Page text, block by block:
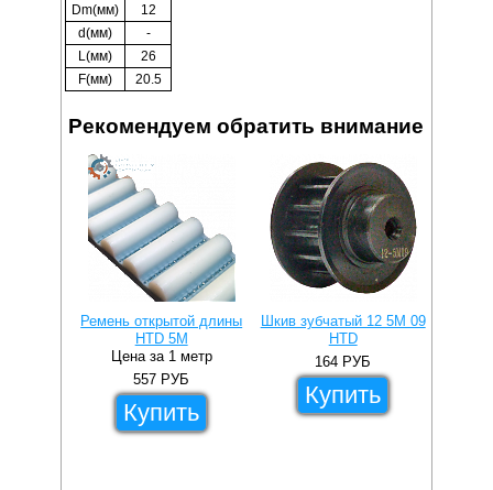
Dm(мм)
12
d(мм)
-
L(мм)
26
F(мм)
20.5
Рекомендуем обратить внимание
Ремень открытой длины
HTD 5M
Цена за 1 метр
557 РУБ
Купить
Шкив зубчатый 12 5M 09
HTD
164 РУБ
Купить